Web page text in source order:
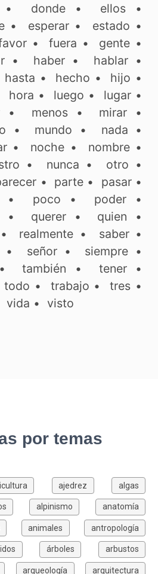
• donde• ellos •
• esperar• estado •
•fuera • gente •
• haber• hablar•
hasta • hecho • hijo •
hora • luego • lugar•
• menos• mirar •
• mundo • nada •
• noche • nombre•
• nunca • otro •
• parte • pasar•
• poco • poder•
• querer• quien •
• realmente • saber•
• señor• siempre •
también • tener•
todo • trabajo •tres •
vida • visto
por temas
ajedrez algas
alpinismo anatomía
animales antropología
árboles arbustos
arqueología arquitectura